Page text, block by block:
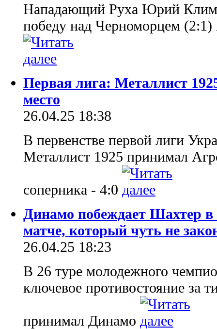
Нападающий Руха Юрий
победу над Черноморцем
Первая лига: Металлист
место
26.04.25 18:38
В первенстве первой лиги
Металлист 1925 принимал
соперника - 4:0
Динамо побеждает Шахтер
матче, который чуть не
26.04.25 18:23
В 26 туре молодежного
ключевое противостояние за
принимал Динамо